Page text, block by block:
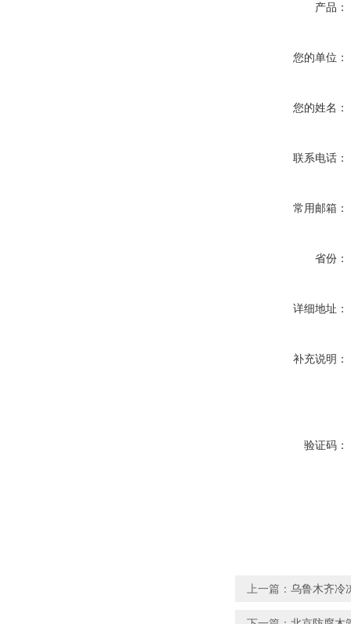
产品：
您的单位：
您的姓名：
联系电话：
常用邮箱：
省份：
详细地址：
补充说明：
验证码：
上一篇： 乌鲁木齐冷